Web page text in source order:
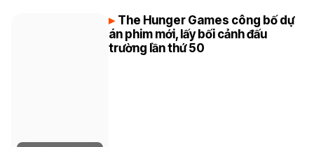
The Hunger Games công bố dự
án phim mới, lấy bối cảnh đấu
trường lần thứ 50